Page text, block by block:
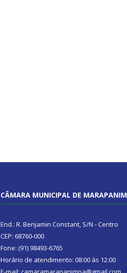
CÂMARA MUNICIPAL DE MARAPANIM
End.: R. Benjamin Constant, S/N - Centro
CEP: 68760-000
Fone: (91) 98493-6765
Horário de atendimento: 08:00 às 12:00